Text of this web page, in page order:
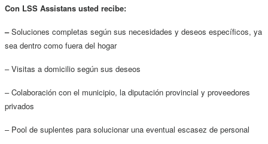
Con LSS Assistans usted recibe:
–Soluciones completas según sus necesidades y deseos específicos, ya
sea dentro como fuera del hogar
– Visitas a domicilio según sus deseos
– Colaboración con el municipio, la diputación provincial y proveedores
privados
– Pool de suplentes para solucionar una eventual escasez de personal